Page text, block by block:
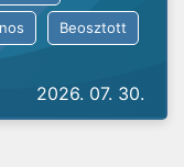
Beosztott
2026. 07. 30.